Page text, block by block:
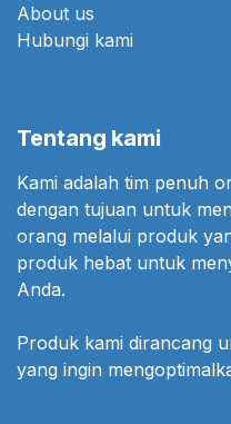
About us
Hubungi kami
Tentang kami
Kami adalah tim penuh
dengan tujuan untuk
orang melalui produk
produk hebat untuk
Anda.
Produk kami dirancang
yang ingin